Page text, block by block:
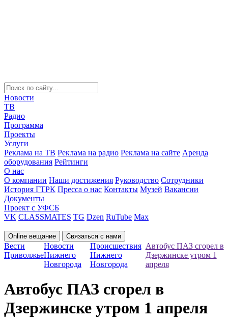
Новости
ТВ
Радио
Программа
Проекты
Услуги
Реклама на ТВ Реклама на радио Реклама на сайте Аренда
оборудования Рейтинги
О нас
О компании Наши достижения Руководство Сотрудники
История ГТРК Пресса о нас Контакты Музей Вакансии
Документы
Проект с УФСБ
VK CLASSMATES TG Dzen RuTube Max
Online вещание Связаться с нами
Вести
Приволжье
Новости
Нижнего
Новгорода
Происшествия
Нижнего
Новгорода
Автобус ПАЗ сгорел в
Дзержинске утром 1
апреля
Автобус ПАЗ сгорел в
Дзержинске утром 1 апреля